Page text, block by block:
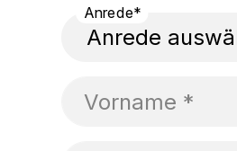
Anrede*
Vorname *